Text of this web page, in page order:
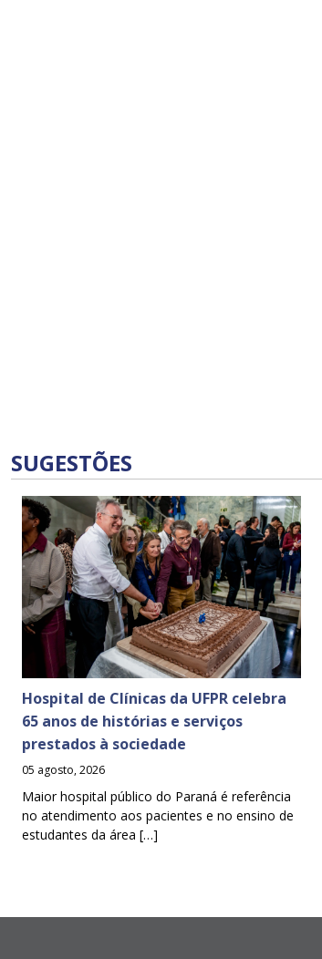
SUGESTÕES
Hospital de Clínicas da UFPR celebra
65 anos de histórias e serviços
prestados à sociedade
05 agosto, 2026
Maior hospital público do Paraná é referência
no atendimento aos pacientes e no ensino de
estudantes da área […]